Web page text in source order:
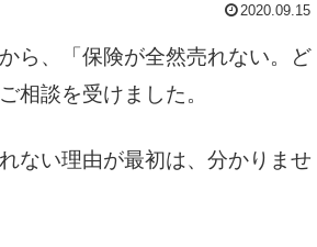
2020.09.15
ら、「保険が全然売れない。ど
相談を受けました。
ない理由が最初は、分かりませ